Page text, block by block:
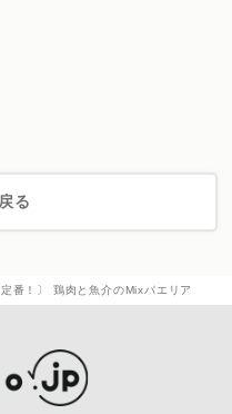
る
定番！〕 鶏肉と魚介のMixパエリア